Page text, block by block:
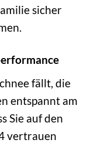
sicher
fällt, die
entspannt am
Sie auf den
vertrauen